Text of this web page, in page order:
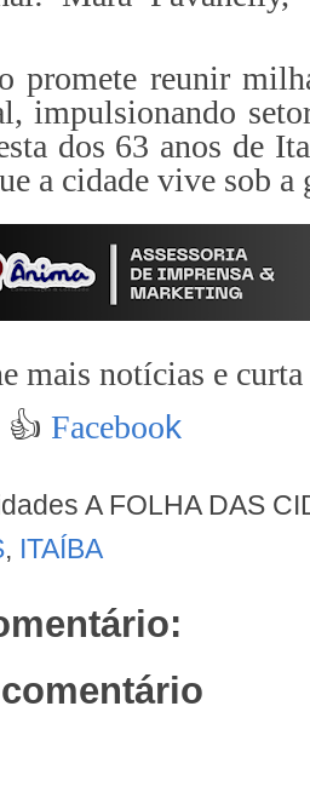
promete reunir
impulsionando
dos 63 anos de
a cidade vive sob
mais notícias e curta
👍 Facebook
A FOLHA DAS
, ITAÍBA